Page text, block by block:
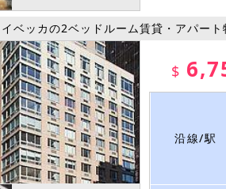
ベッカの2ベッドルーム賃貸・アパート
$
沿線/駅